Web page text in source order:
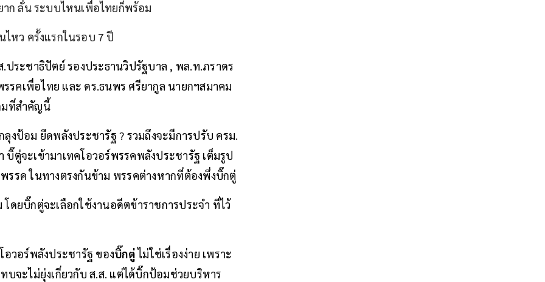
ก ลั่น ระบบไหนเพื่อไทยก็พร้อม
ไหว ครั้งแรกในรอบ 7 ปี
ระชาธิปัตย์ รองประธานวิปรัฐบาล , พล.ท.ภราดร
คเพื่อไทย และ ดร.ธนพร ศรียากูล นายกฯสมาคม
มที่สำคัญนี้
ลุงป้อม ยึดพลังประชารัฐ ? รวมถึงจะมีการปรับ ครม.
บิ๊ตู่จะเข้ามาเทคโอวอร์พรรคพลังประชารัฐ เต็มรูป
รรค ในทางตรงกันข้าม พรรคต่างหากที่ต้องพึ่งบิ๊กตู่
ดยบิ๊กตู่จะเลือกใช้งานอดีตข้าราชการประจำ ที่ไว้
วอร์พลังประชารัฐ ของบิ๊กตู่ไม่ใช่เรื่องง่าย เพราะ
จะไม่ยุ่งเกี่ยวกับ ส.ส. แต่ได้บิ๊กป้อมช่วยบริหาร